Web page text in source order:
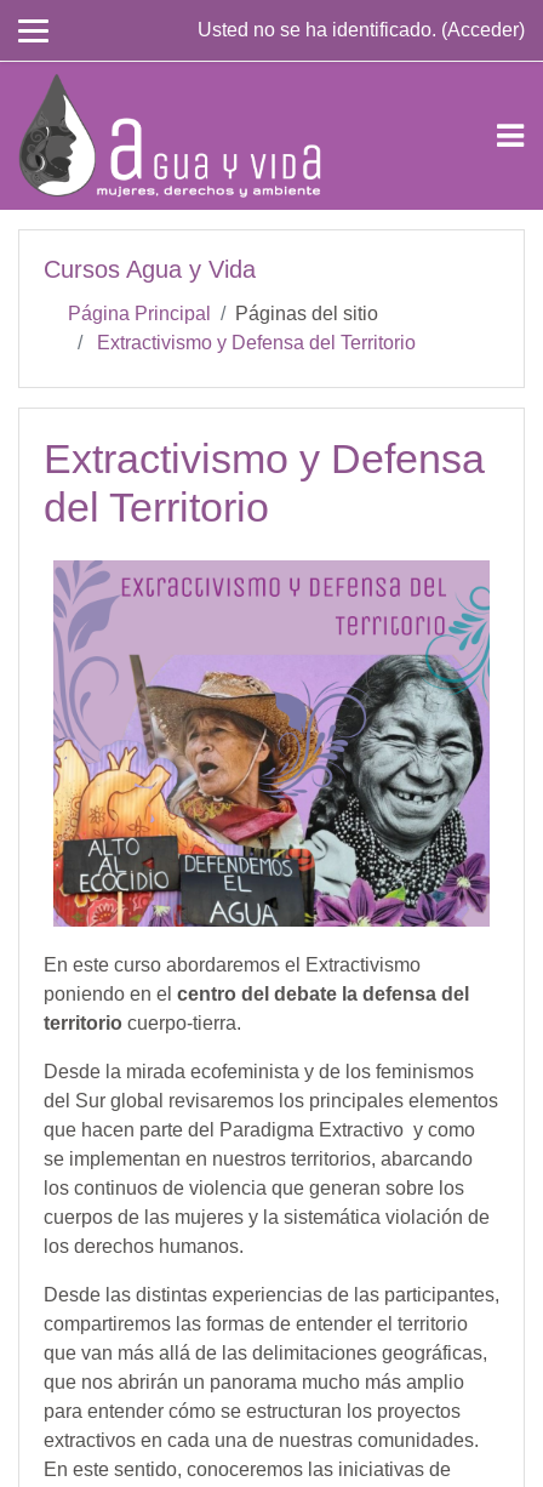
Usted no se ha identificado. (Acceder)
Cursos Agua y Vida
Página Principal
Páginas del sitio
Extractivismo y Defensa del Territorio
Extractivismo y Defensa
del Territorio
En este curso abordaremos el Extractivismo
poniendo en el centro del debate la defensa del
territorio cuerpo-tierra.
Desde la mirada ecofeminista y de los feminismos
del Sur global revisaremos los principales elementos
que hacen parte del Paradigma Extractivo y como
se implementan en nuestros territorios, abarcando
los continuos de violencia que generan sobre los
cuerpos de las mujeres y la sistemática violación de
los derechos humanos.
Desde las distintas experiencias de las participantes,
compartiremos las formas de entender el territorio
que van más allá de las delimitaciones geográficas,
que nos abrirán un panorama mucho más amplio
para entender cómo se estructuran los proyectos
extractivos en cada una de nuestras comunidades.
En este sentido, conoceremos las iniciativas de